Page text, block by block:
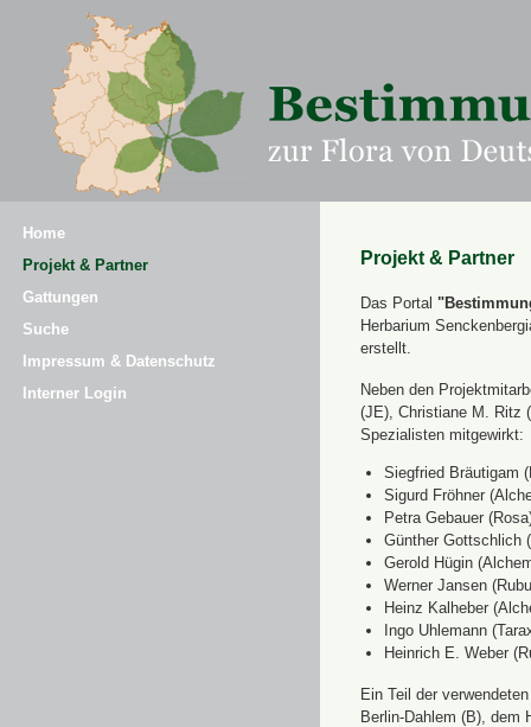
Home
Projekt & Partner
Gattungen
Suche
Impressum & Datenschutz
Interner Login
Projekt & Partner
Das Portal
Herbarium
erstellt.
Neben den
(JE), Christiane M. Ritz
Spezialisten mitgewirkt:
Siegfried Bräutigam
Sigurd Fröhner
Petra Gebauer
Günther Gottschlich
Gerold Hügin
Werner Jansen
Heinz Kalheber
Ingo Uhlemann
Heinrich E. Weber
Ein Teil der
Berlin-Dahlem (B), dem